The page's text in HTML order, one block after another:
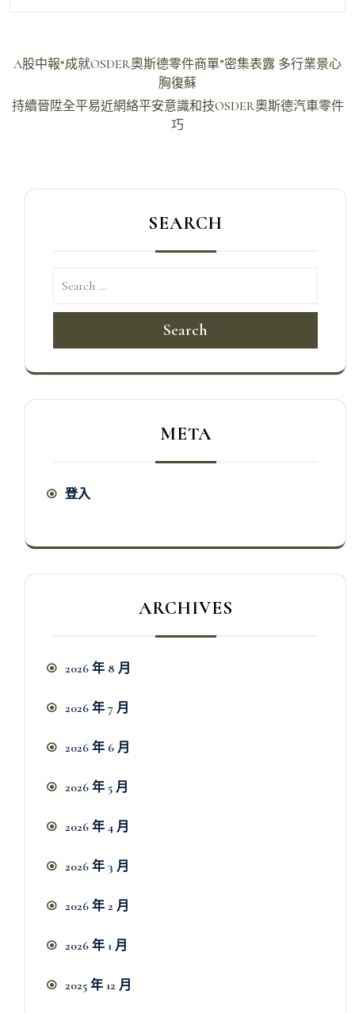
文
導
A股中報“成就OSDER奧斯德零件商單”密集表露 多行業景心
胸復蘇
持續晉陞全平易近網絡平安意識和技OSDER奧斯德汽車零件
巧
SEARCH
Search
META
登入
ARCHIVES
2026 年 8 月
2026 年 7 月
2026 年 6 月
2026 年 5 月
2026 年 4 月
2026 年 3 月
2026 年 2 月
2026 年 1 月
2025 年 12 月